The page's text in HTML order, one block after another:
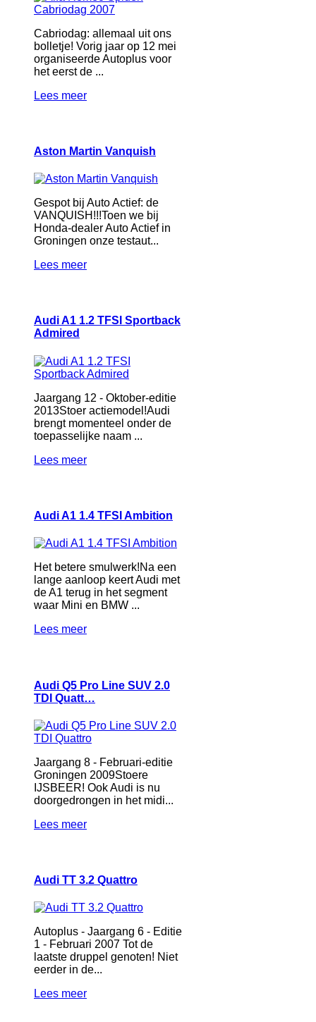
Cabriodag: allemaal uit ons
bolletje! Vorig jaar op 12 mei
organiseerde Autoplus voor
het eerst de ...
Lees meer
Aston Martin Vanquish
Gespot bij Auto Actief: de
VANQUISH!!!Toen we bij
Honda-dealer Auto Actief in
Groningen onze testaut...
Lees meer
Audi A1 1.2 TFSI Sportback
Admired
Jaargang 12 - Oktober-editie
2013Stoer actiemodel!Audi
brengt momenteel onder de
toepasselijke naam ...
Lees meer
Audi A1 1.4 TFSI Ambition
Het betere smulwerk!Na een
lange aanloop keert Audi met
de A1 terug in het segment
waar Mini en BMW ...
Lees meer
Audi Q5 Pro Line SUV 2.0
TDI Quatt…
Jaargang 8 - Februari-editie
Groningen 2009Stoere
IJSBEER! Ook Audi is nu
doorgedrongen in het midi...
Lees meer
Audi TT 3.2 Quattro
Autoplus - Jaargang 6 - Editie
1 - Februari 2007 Tot de
laatste druppel genoten! Niet
eerder in de...
Lees meer